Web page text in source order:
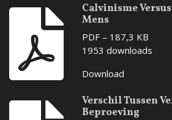
Calvinisme
Mens
PDF – 187,3 KB
1953 downloads
Download
Verschil Tussen
Beproeving